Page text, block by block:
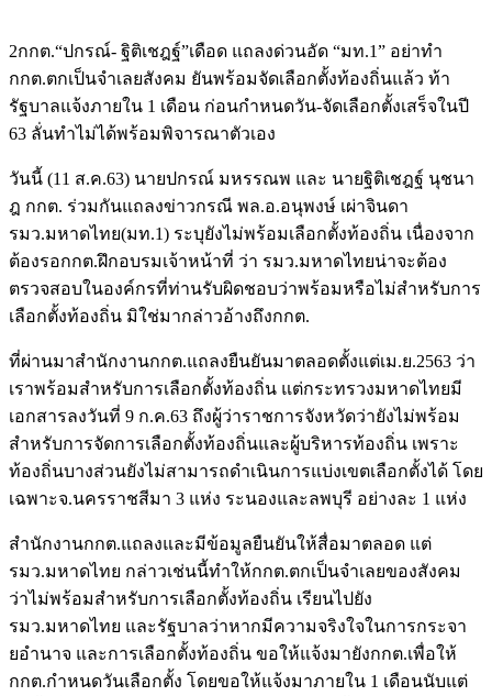
2กกต.“ปกรณ์- ฐิติเชฎฐ์”เดือด แถลงด่วนอัด “มท.1” อย่าทำ
กกต.ตกเป็นจำเลยสังคม ยันพร้อมจัดเลือกตั้งท้องถิ่นแล้ว ท้า
รัฐบาลแจ้งภายใน 1 เดือน ก่อนกำหนดวัน-จัดเลือกตั้งเสร็จในปี
63 ลั่นทำไม่ได้พร้อมพิจารณาตัวเอง
วันนี้ (11 ส.ค.63) นายปกรณ์ มหรรณพ และ นายฐิติเชฎฐ์ นุชนา
ฎ กกต. ร่วมกันแถลงข่าวกรณี พล.อ.อนุพงษ์ เผ่าจินดา
รมว.มหาดไทย(มท.1) ระบุยังไม่พร้อมเลือกตั้งท้องถิ่น เนื่องจาก
ต้องรอกกต.ฝึกอบรมเจ้าหน้าที่ ว่า รมว.มหาดไทยน่าจะต้อง
ตรวจสอบในองค์กรที่ท่านรับผิดชอบว่าพร้อมหรือไม่สำหรับการ
เลือกตั้งท้องถิ่น มิใช่มากล่าวอ้างถึงกกต.
ที่ผ่านมาสำนักงานกกต.แถลงยืนยันมาตลอดตั้งแต่เม.ย.2563 ว่า
เราพร้อมสำหรับการเลือกตั้งท้องถิ่น แต่กระทรวงมหาดไทยมี
เอกสารลงวันที่ 9 ก.ค.63 ถึงผู้ว่าราชการจังหวัดว่ายังไม่พร้อม
สำหรับการจัดการเลือกตั้งท้องถิ่นและผู้บริหารท้องถิ่น เพราะ
ท้องถิ่นบางส่วนยังไม่สามารถดำเนินการแบ่งเขตเลือกตั้งได้ โดย
เฉพาะจ.นครราชสีมา 3 แห่ง ระนองและลพบุรี อย่างละ 1 แห่ง
สำนักงานกกต.แถลงและมีข้อมูลยืนยันให้สื่อมาตลอด แต่
รมว.มหาดไทย กล่าวเช่นนี้ทำให้กกต.ตกเป็นจำเลยของสังคม
ว่าไม่พร้อมสำหรับการเลือกตั้งท้องถิ่น เรียนไปยัง
รมว.มหาดไทย และรัฐบาลว่าหากมีความจริงใจในการกระจา
ยอำนาจ และการเลือกตั้งท้องถิ่น ขอให้แจ้งมายังกกต.เพื่อให้
กกต.กำหนดวันเลือกตั้ง โดยขอให้แจ้งมาภายใน 1 เดือนนับแต่